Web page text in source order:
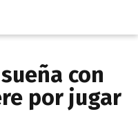
con
por jugar